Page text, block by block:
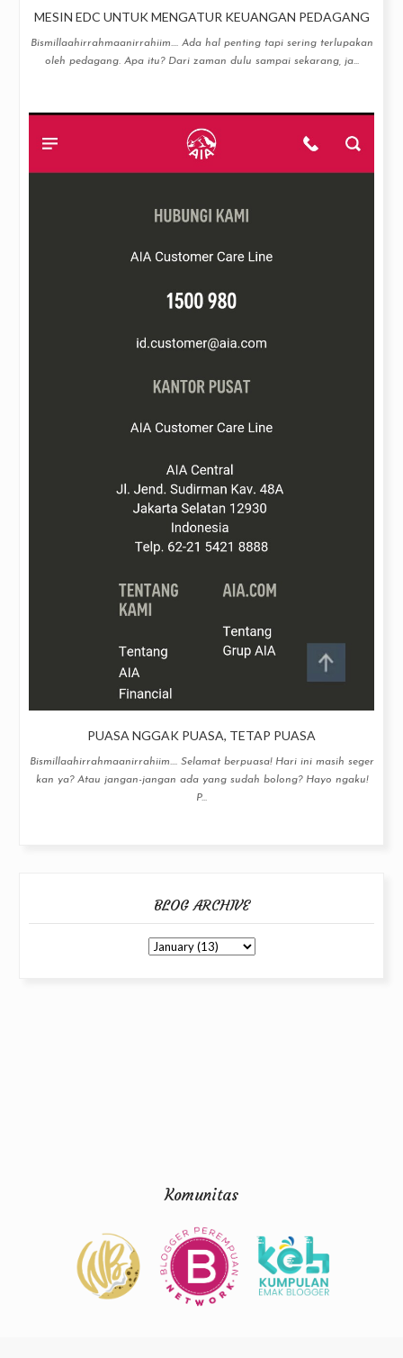
MESIN EDC UNTUK MENGATUR KEUANGAN PEDAGANG
Bismillaahirrahmaanirrahiim.... Ada hal penting tapi sering terlupakan
oleh pedagang. Apa itu? Dari zaman dulu sampai sekarang, ja...
PUASA NGGAK PUASA, TETAP PUASA
Bismillaahirrahmaanirrahiim.... Selamat berpuasa! Hari ini masih seger
kan ya? Atau jangan-jangan ada yang sudah bolong? Hayo ngaku!
P...
BLOG ARCHIVE
Komunitas